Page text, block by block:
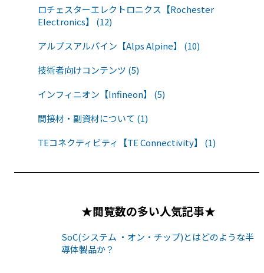
ロチェスターエレクトロニクス【Rochester
Electronics】 (12)
アルプスアルパイン【Alps Alpine】 (10)
技術者向けコンテンツ (5)
インフィニオン【Infineon】 (5)
間接材・副資材について (1)
TEコネクティビティ【TE Connectivity】 (1)
★閲覧数の多い人気記事★
SoC(システム ・オン・チップ)とはどのような半
導体製品か？